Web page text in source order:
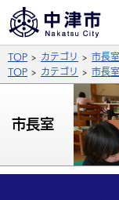
拡大
公式SNS
サイト内検索
TOP カテゴリ 市長室
TOP
カテゴリ 市長
市長室